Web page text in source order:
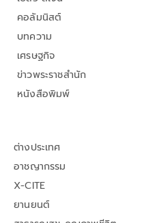
คอลัมนิสต์
บทความ
เศรษฐกิจ
ข่าวพระราชสำนัก
หนังสือพิมพ์
ต่างประเทศ
อาชญากรรม
X-CITE
ยานยนต์